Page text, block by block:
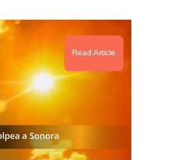
Read Article